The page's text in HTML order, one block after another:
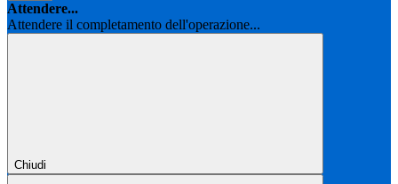
Attendere...
Attendere il completamento dell'operazione...
Chiudi